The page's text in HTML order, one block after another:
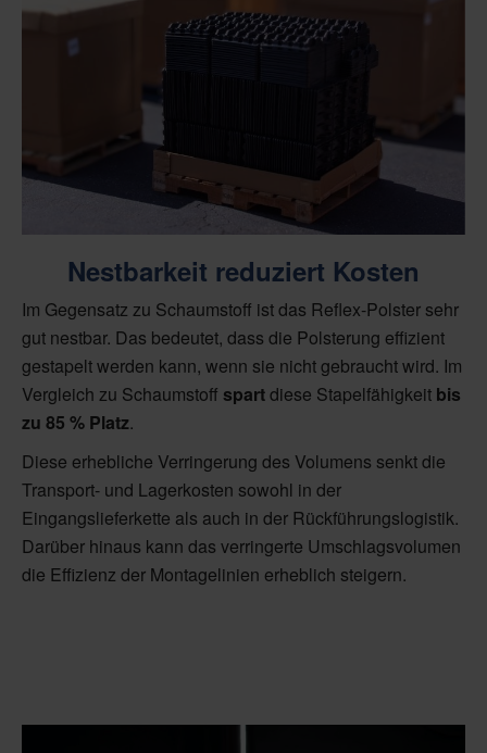
Nestbarkeit reduziert Kosten
Im Gegensatz zu Schaumstoff ist das Reflex-Polster sehr
gut nestbar. Das bedeutet, dass die Polsterung effizient
gestapelt werden kann, wenn sie nicht gebraucht wird. Im
Vergleich zu Schaumstoff spartdiese Stapelfähigkeit bis
zu 85 % Platz.
Diese erhebliche Verringerung des Volumens senkt die
Transport- und Lagerkosten sowohl in der
Eingangslieferkette als auch in der Rückführungslogistik.
Darüber hinaus kann das verringerte Umschlagsvolumen
die Effizienz der Montagelinien erheblich steigern.